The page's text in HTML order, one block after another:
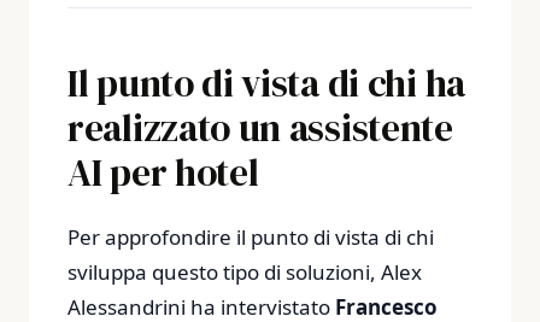
Il punto di vista di chi ha
realizzato un assistente
AI per hotel
Per approfondire il punto di vista di chi
sviluppa questo tipo di soluzioni, Alex
Alessandrini ha intervistato Francesco